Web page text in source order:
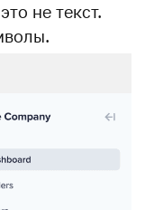
не текст.